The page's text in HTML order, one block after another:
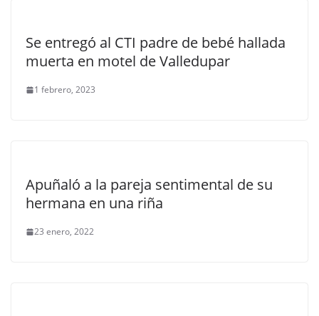
Se entregó al CTI padre de bebé hallada
muerta en motel de Valledupar
1 febrero, 2023
Apuñaló a la pareja sentimental de su
hermana en una riña
23 enero, 2022